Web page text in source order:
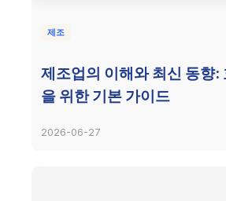
제조
제조업의 이해와 최신 동향:
을 위한 기본 가이드
2026-06-27